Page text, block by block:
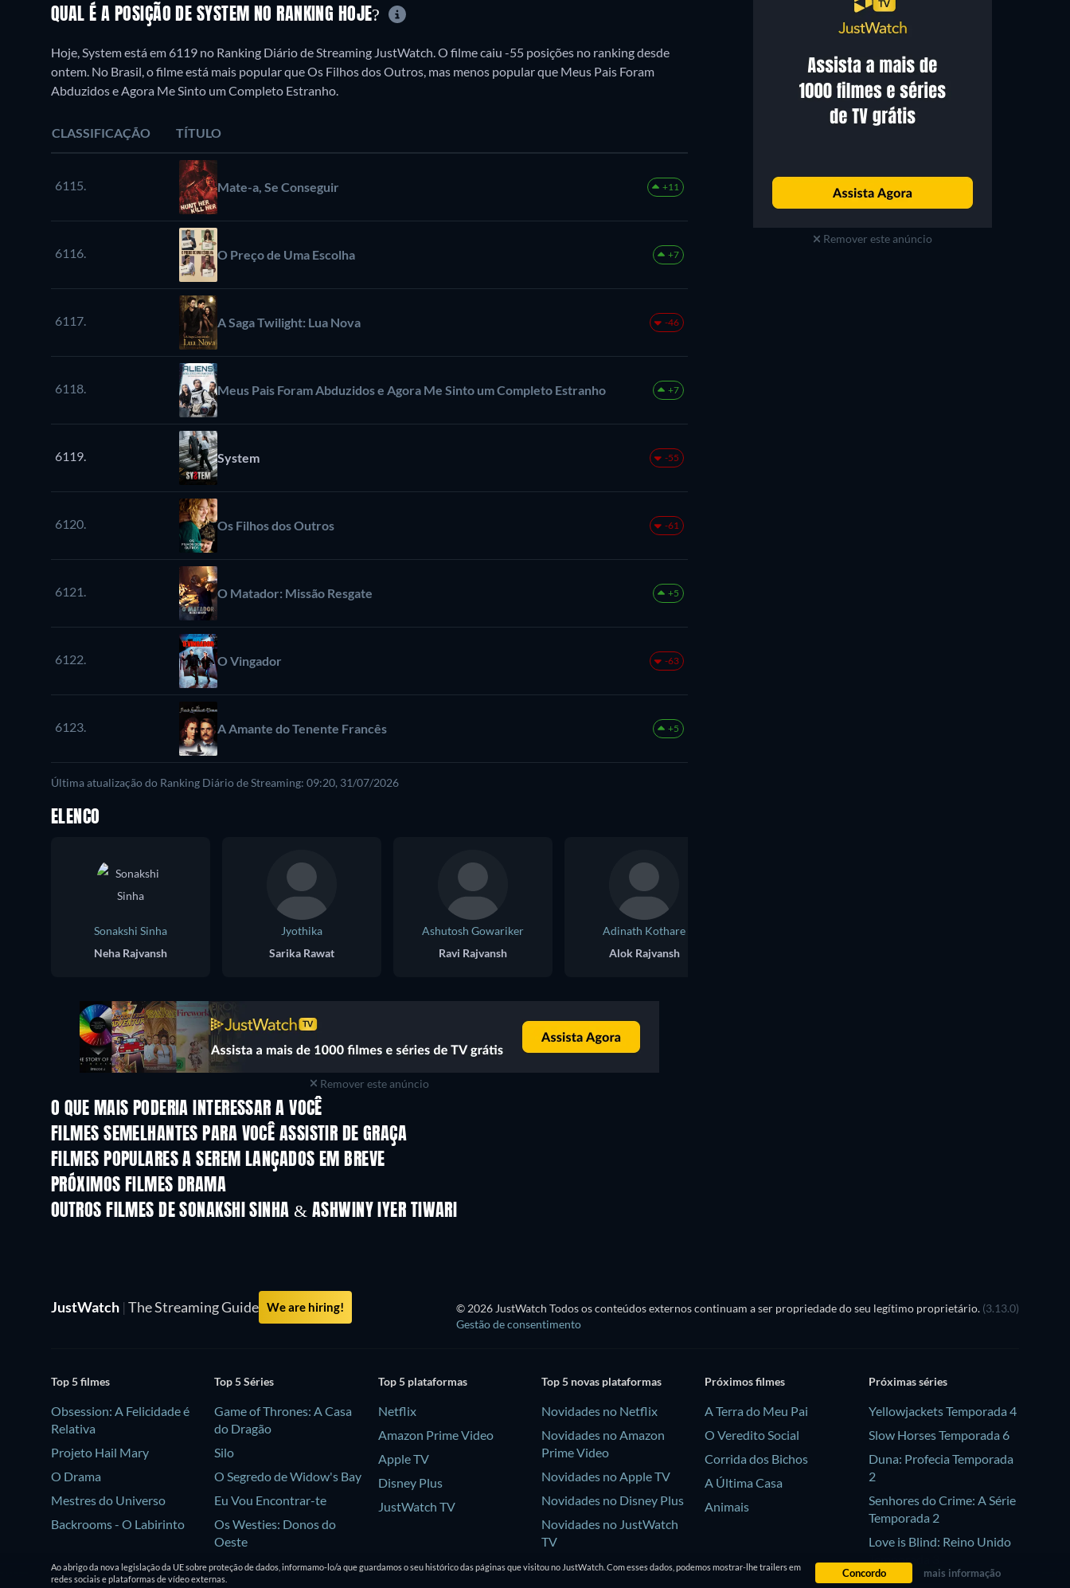
Remover este anúncio
QUAL É A POSIÇÃO DE SYSTEM NO RANKING HOJE?
Hoje, System está em 6119 no Ranking Diário de Streaming JustWatch. O filme caiu -55 posições no ranking desde
ontem. No Brasil, o filme está mais popular que Os Filhos dos Outros, mas menos popular que Meus Pais Foram
Abduzidos e Agora Me Sinto um Completo Estranho.
CLASSIFICAÇÃO TÍTULO
6115. Mate-a, Se Conseguir +11
6116. O Preço de Uma Escolha +7
6117. A Saga Twilight: Lua Nova -46
6118. Meus Pais Foram Abduzidos e Agora Me Sinto um Completo Estranho +7
6119. System -55
6120. Os Filhos dos Outros -61
6121. O Matador: Missão Resgate +5
6122. O Vingador -63
6123. A Amante do Tenente Francês +5
Última atualização do Ranking Diário de Streaming: 09:20, 31/07/2026
ELENCO
Sonakshi Sinha
Neha Rajvansh
Jyothika
Sarika Rawat
Ashutosh Gowariker
Ravi Rajvansh
Adinath Kothare
Alok Rajvansh
Remover este anúncio
O QUE MAIS PODERIA INTERESSAR A VOCÊ
FILMES SEMELHANTES PARA VOCÊ ASSISTIR DE GRAÇA
FILMES POPULARES A SEREM LANÇADOS EM BREVE
PRÓXIMOS FILMES DRAMA
OUTROS FILMES DE SONAKSHI SINHA & ASHWINY IYER TIWARI
JustWatch | The Streaming Guide We are hiring! © 2026 JustWatch Todos os conteúdos externos continuam a ser propriedade do seu legítimo proprietário. (3.13.0)
Gestão de consentimento
Top 5 filmes
Obsession: A Felicidade é
Relativa
Projeto Hail Mary
O Drama
Mestres do Universo
Backrooms - O Labirinto
Top 5 Séries
Game of Thrones: A Casa
do Dragão
Silo
O Segredo de Widow's Bay
Eu Vou Encontrar-te
Os Westies: Donos do
Oeste
Top 5 plataformas
Netflix
Amazon Prime Video
Apple TV
Disney Plus
JustWatch TV
Top 5 novas plataformas
Novidades no Netflix
Novidades no Amazon
Prime Video
Novidades no Apple TV
Novidades no Disney Plus
Novidades no JustWatch
TV
Próximos filmes
A Terra do Meu Pai
O Veredito Social
Corrida dos Bichos
A Última Casa
Animais
Próximas séries
Yellowjackets Temporada 4
Slow Horses Temporada 6
Duna: Profecia Temporada
2
Senhores do Crime: A Série
Temporada 2
Love is Blind: Reino Unido
Temporada 3
Ao abrigo da nova legislação da UE sobre proteção de dados, informamo-lo/a que guardamos o seu histórico das páginas que visitou no JustWatch. Com esses dados, podemos mostrar-lhe trailers em
redes sociais e plataformas de vídeo externas.
Concordo mais informação